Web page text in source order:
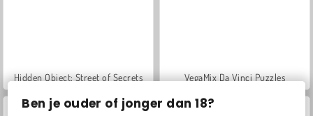
Ben je ouder of jonger dan 18?
Hidden Object: Street of Secrets VegaMix Da Vinci Puzzles